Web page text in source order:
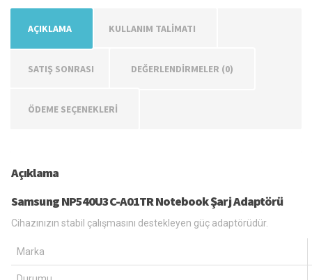
AÇIKLAMA KULLANIM TALİMATI
SATIŞ SONRASI DEĞERLENDIRMELER (0)
ÖDEME SEÇENEKLERİ
Açıklama
Samsung NP540U3C-A01TR Notebook Şarj Adaptörü
Cihazınızın stabil çalışmasını destekleyen güç adaptörüdür.
Marka